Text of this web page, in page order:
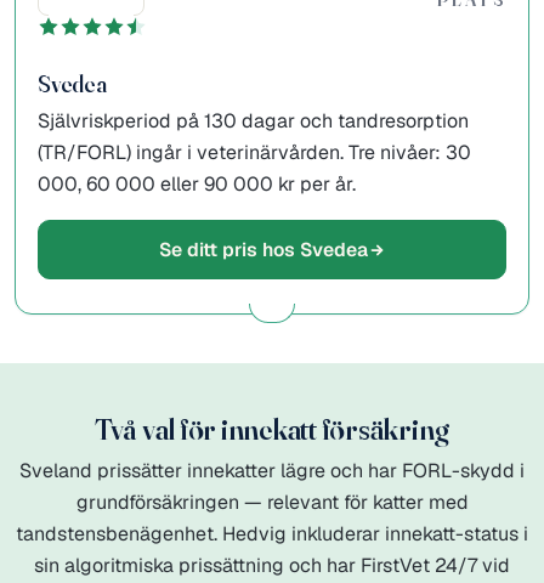
Svedea
Självriskperiod på 130 dagar och tandresorption
(TR/FORL) ingår i veterinärvården. Tre nivåer: 30
000, 60 000 eller 90 000 kr per år.
Se ditt pris hos Svedea
Två val för innekatt försäkring
Sveland prissätter innekatter lägre och har FORL-skydd i
grundförsäkringen — relevant för katter med
tandstensbenägenhet. Hedvig inkluderar innekatt-status i
sin algoritmiska prissättning och har FirstVet 24/7 vid